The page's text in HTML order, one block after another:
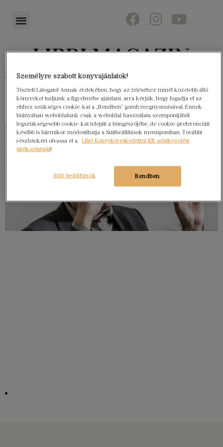
Könyvektől az olvasókig
Személyre szabott könyvajánlatok!
Tisztelt Látogató! Annak érdekében, hogy az ízléséhez minél közelebb álló
könyveket tudjunk a figyelmébe ajánlani, arra kérjük, hogy fogadja el az
ehhez szükséges cookie-kat a „Rendben” gomb megnyomásával. Ennek
hiányában weboldalunk csak a weboldal használata szempontjából
legszükségesebb cookie-kat telepíti a böngészőjébe, de cookie-preferenciáit
később is bármikor módosíthatja a Sütibeállítások menüpontban. További
részletekért olvassa el a
Libri Könyvkereskedelmi Kft. adatkezelési
tájékoztatóját!
Rendben
Süti beállítások